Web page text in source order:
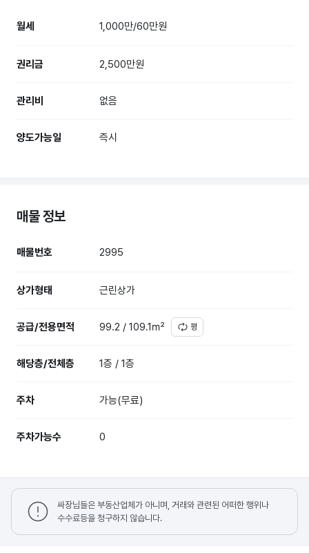
월세 1,000만/60만원
권리금 2,500만원
관리비 없음
양도가능일 즉시
매물 정보
매물번호 2995
상가형태 근린상가
공급/전용면적 99.2 / 109.1㎡ 평
해당층/전체층 1층 / 1층
주차 가능(무료)
주차가능수 0
싸장님들은 부동산업체가 아니며, 거래와 관련된 어떠한 행위나
수수료등을 청구하지 않습니다.